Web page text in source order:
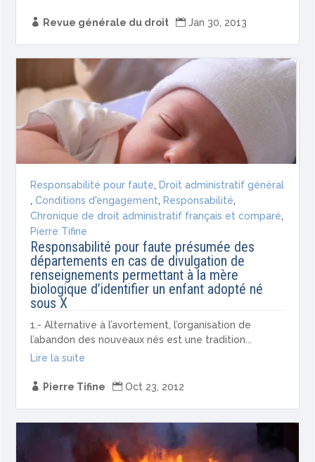
 Revue générale du droit  Jan 30, 2013
Responsabilité pour faute, Droit administratif général
,Conditions d'engagement, Responsabilité,
Chronique de droit administratif français et comparé,
Pierre Tifine
Responsabilité pour faute présumée des
départements en cas de divulgation de
renseignements permettant à la mère
biologique d’identifier un enfant adopté né
sous X
1.- Alternative à l’avortement, l’organisation de
l’abandon des nouveaux nés est une tradition...
Lire la suite
 Pierre Tifine  Oct 23, 2012